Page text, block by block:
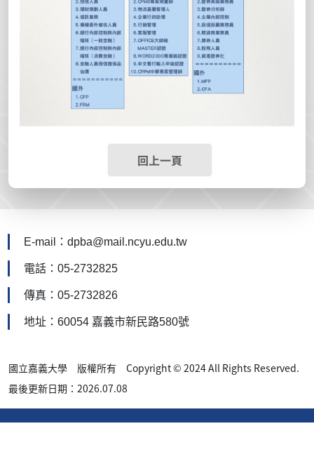
回上一頁
E-mail：dpba@mail.ncyu.edu.tw
電話：05-2732825
傳真：05-2732826
地址：60054 嘉義市新民路580號
國立嘉義大學 版權所有 Copyright © 2024 All Rights Reserved.
最後更新日期：2026.07.08